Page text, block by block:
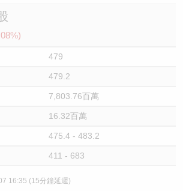
479
479.2
7,803.76百萬
16.32百萬
475.4 - 483.2
411 - 683
16:35 (15分鐘延遲)